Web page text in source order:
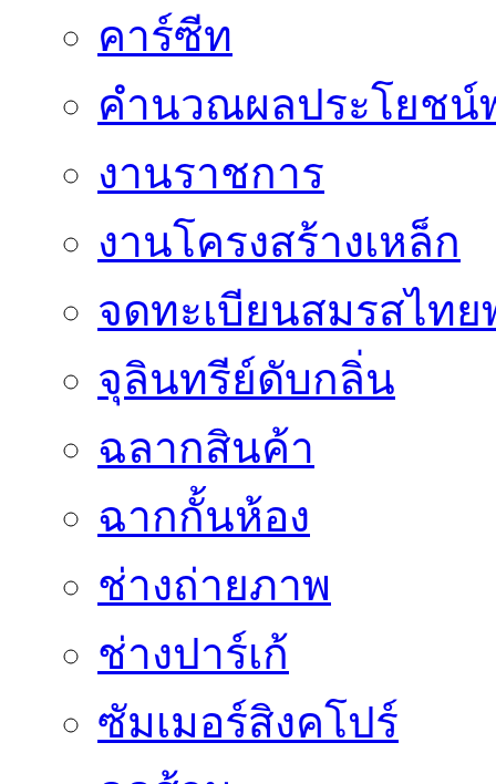
คาร์ซีท
คำนวณผลประโยชน์
งานราชการ
งานโครงสร้างเหล็ก
จดทะเบียนสมรสไท
จุลินทรีย์ดับกลิ่น
ฉลากสินค้า
ฉากกั้นห้อง
ช่างถ่ายภาพ
ช่างปาร์เก้
ซัมเมอร์สิงคโปร์